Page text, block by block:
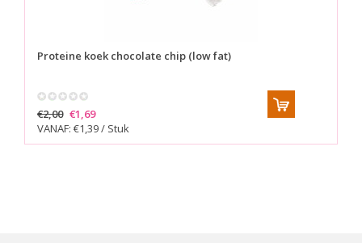
Proteine koek chocolate chip (low fat)
€2,00 €1,69
VANAF: €1,39 / Stuk